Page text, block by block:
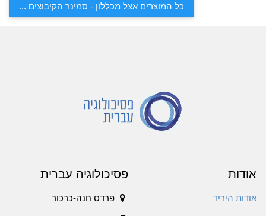
כל המוצרים אצל מכללון - סמינר הקיבוצים ...
אודות
אודות היריד
פסיכולוגיה עברית
פרדס חנה-כרכור